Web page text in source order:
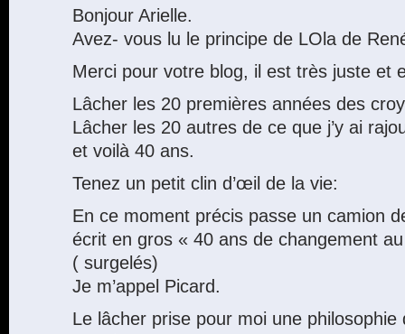
Bonjour Arielle.
Avez- vous lu le principe de LOla de
Merci pour votre blog, il est très juste et
Lâcher les 20 premières années des
Lâcher les 20 autres de ce que j’y ai
et voilà 40 ans.
Tenez un petit clin d’œil de la vie:
En ce moment précis passe un camion
écrit en gros « 40 ans de changement
( surgelés)
Je m’appel Picard.
Le lâcher prise pour moi une philosophie